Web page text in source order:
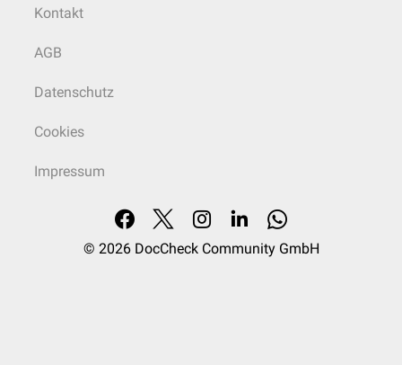
Kontakt
AGB
Datenschutz
Cookies
Impressum
© 2026 DocCheck Community GmbH